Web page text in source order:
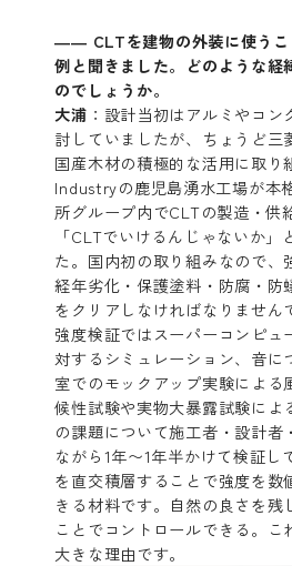
―― CLTを建物の外装に使うこ
例と聞きました。どのような経
のでしょうか。
大浦 ：設計当初はアルミやコ
討していましたが、ちょうど三
国産木材の積極的な活用に取り
Industryの鹿児島湧水工場が本
所グループ内でCLTの製造・供
「CLTでいけるんじゃないか
た。国内初の取り組みなので、
経年劣化・保護塗料・防腐・防
をクリアしなければなりません
強度検証ではスーパーコンピュ
対するシミュレーション、音に
室でのモックアップ実験による
候性試験や実物大暴露試験によ
の課題について施工者・設計
ながら1年〜1年半かけて検証
を直交積層することで強度を数
きる材料です。自然の良さを残
ことでコントロールできる。こ
大きな理由です。